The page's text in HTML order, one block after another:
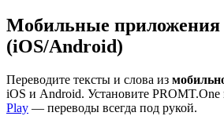
Мобильные приложения
(iOS/Android)
Переводите тексты и слова из
iOS и Android. Установите PROMT.One
Play — переводы всегда под рукой.